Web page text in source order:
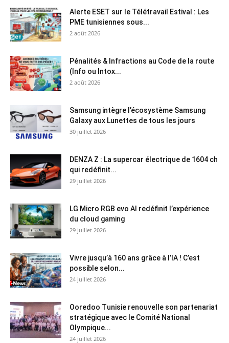
Alerte ESET sur le Télétravail Estival : Les
PME tunisiennes sous...
2 août 2026
Pénalités & Infractions au Code de la route
(Info ou Intox...
2 août 2026
Samsung intègre l’écosystème Samsung
Galaxy aux Lunettes de tous les jours
30 juillet 2026
DENZA Z : La supercar électrique de 1604 ch
qui redéfinit...
29 juillet 2026
LG Micro RGB evo AI redéfinit l’expérience
du cloud gaming
29 juillet 2026
Vivre jusqu’à 160 ans grâce à l’IA ! C’est
possible selon...
24 juillet 2026
Ooredoo Tunisie renouvelle son partenariat
stratégique avec le Comité National
Olympique...
24 juillet 2026